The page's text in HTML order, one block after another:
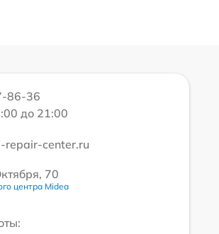
86-36
до 21:00
repair-center.ru
70
центра Midea